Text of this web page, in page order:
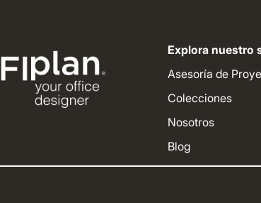
Explora nuestro
Asesoría de
Colecciones
Nosotros
Blog